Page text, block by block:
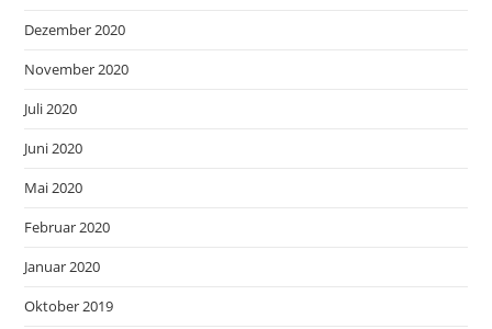
Dezember 2020
November 2020
Juli 2020
Juni 2020
Mai 2020
Februar 2020
Januar 2020
Oktober 2019